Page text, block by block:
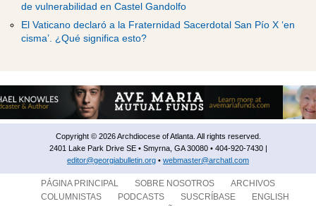
de vulnerabilidad en Castel Gandolfo
El Vaticano declaró a la Fraternidad Sacerdotal San Pío X ‘en
cisma’. ¿Qué significa esto?
Copyright © 2026 Archdiocese of Atlanta. All rights reserved.
2401 Lake Park Drive SE • Smyrna, GA 30080 • 404-920-7430 |
editor@georgiabulletin.org • webmaster@archatl.com
PÁGINA PRINCIPAL SOBRE NOSOTROS
ARCHIVOS
COLUMNISTAS
PODCASTS SUSCRÍBASE
ENGLISH